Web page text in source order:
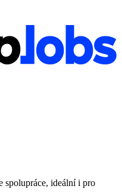
spolupráce, ideální i pro